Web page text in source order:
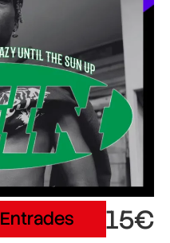
Entrades 15€